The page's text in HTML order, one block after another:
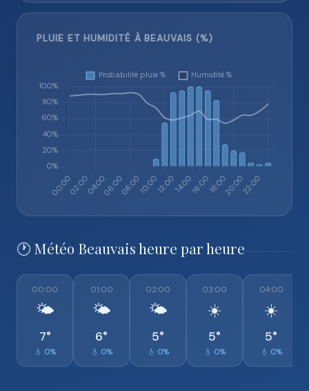
PLUIE ET HUMIDITÉ À BEAUVAIS (%)
🕐 Météo Beauvais heure par heure
00:00
🌤️
7°
💧 0%
01:00
🌤️
6°
💧 0%
02:00
🌤️
5°
💧 0%
03:00
☀️
5°
💧 0%
04:00
☀️
5°
💧 0%